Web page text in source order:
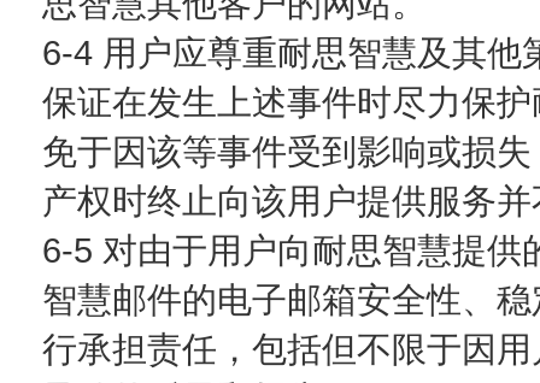
6-4 用户应尊重耐思智慧及其
保证在发生上述事件时尽力保
免于因该等事件受到影响或损
产权时终止向该用户提供服务
6-5 对由于用户向耐思智慧提
智慧邮件的电子邮箱安全性、
行承担责任，包括但不限于因